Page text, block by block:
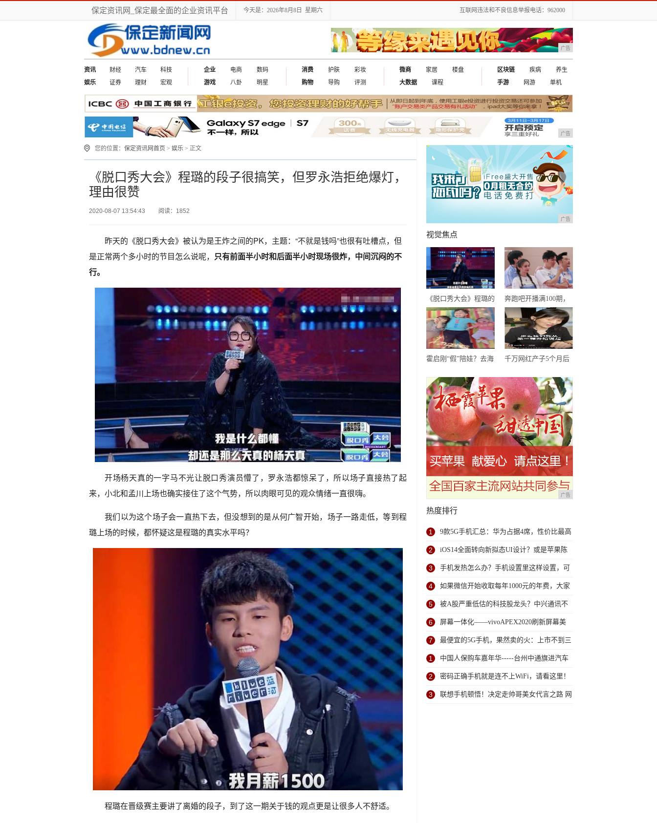
保定资讯网_保定最全面的企业资讯平台 今天是：2026年8月8日 星期六 互联网违法和不良信息举报电话：962000
广告
资讯 财经 汽车
科技
娱乐
证券 理财 宏观
企业 电商
数码
游戏
八卦 明星
消费 护肤
彩妆
购物
导购 评测
微商 家居
楼盘
大数据
课程
出国
区块链 疾病
养生
手游
网游 单机
广告
您的位置： 保定资讯网首页 > 娱乐 > 正文
《脱口秀大会》程璐的段子很搞笑，但罗永浩拒绝爆灯，
理由很赞
2020-08-07 13:54:43 阅读：1852
昨天的《脱口秀大会》被认为是王炸之间的PK，主题：“不就是钱吗”也很有吐槽点，但
是正常两个多小时的节目怎么说呢， 只有前面半小时和后面半小时现场很炸，中间沉闷的不
行。
开场杨天真的一字马不光让脱口秀演员懵了，罗永浩都惊呆了，所以场子直接热了起
来，小北和孟川上场也确实接住了这个气势，所以肉眼可见的观众情绪一直很嗨。
我们以为这个场子会一直热下去，但没想到的是从何广智开始，场子一路走低，等到程
璐上场的时候，都怀疑这是程璐的真实水平吗？
程璐在晋级赛主要讲了离婚的段子，到了这一期关于钱的观点更是让很多人不舒适。
广告
视觉焦点
《脱口秀大会》程璐的
段子很搞笑，但罗永浩
拒绝爆灯，理由很赞
奔跑吧开播满100期，
郑恺从未缺席，为何却
成郭麒麟口中大傻小子
霍启刚“假”陪娃？去海
不如爷爷霍震霆投入
千万网红产子5个月后
悴，脱发严重险秃顶
广告
热度排行
1 9款5G手机汇总：华为占据4席，性价比最高
的两款3千多就能买到
2 iOS14全面转向新拟态UI设计？或是苹果陈
旧扁平设计最佳替代方案
3 手机发热怎么办？手机设置里这样设置，可
以减少手机发热
4 如果微信开始收取每年1000元的年费，大家
还会不会使用微信？
5 被A股严重低估的科技股龙头？中兴通讯不
到两年股价翻3倍
6 屏幕一体化——vivoAPEX2020刷新屏幕美
学，创造舒适视觉享受
7 最便宜的5G手机，果然卖的火：上市不到三
个月国内卖了100万台
1 中国人保购车嘉年华-----台州中通旗进汽车
2 密码正确手机就是连不上WiFi，请看这里！
3 联想手机顿悟！决定走帅哥美女代言之路 网